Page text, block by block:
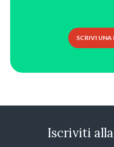
SCRIVI UNA
Iscriviti